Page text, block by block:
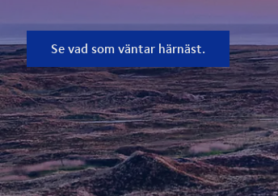
Se vad som väntar härnäst.